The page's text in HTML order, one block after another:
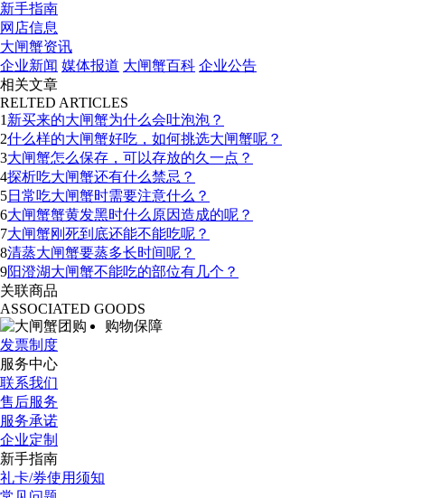
新手指南
网店信息
大闸蟹资讯
企业新闻 媒体报道 大闸蟹百科 企业公告
相关文章
RELTED ARTICLES
1 新买来的大闸蟹为什么会吐泡泡？
2什么样的大闸蟹好吃，如何挑选大闸蟹呢？
3大闸蟹怎么保存，可以存放的久一点？
4探析吃大闸蟹还有什么禁忌？
5日常吃大闸蟹时需要注意什么？
6大闸蟹蟹黄发黑时什么原因造成的呢？
7大闸蟹刚死到底还能不能吃呢？
8清蒸大闸蟹要蒸多长时间呢？
9阳澄湖大闸蟹不能吃的部位有几个？
关联商品
ASSOCIATED GOODS
购物保障
发票制度
服务中心
联系我们
售后服务
服务承诺
企业定制
新手指南
礼卡/券使用须知